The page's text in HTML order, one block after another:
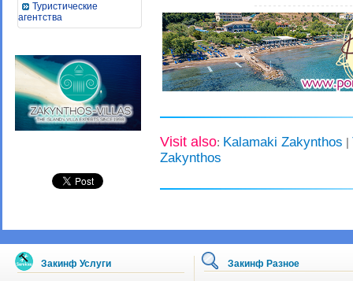
Туристические
агентства
Visit also: Kalamaki Zakynthos |
Zakynthos
Закинф Услуги Закинф Разное